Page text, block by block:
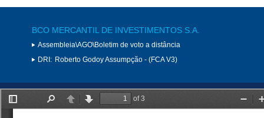
BCO MERCANTIL DE INVESTIMENTOS S.A.
Assembleia\AGO\Boletim de voto a distância
DRI: Roberto Godoy Assumpção - (FCA V3)